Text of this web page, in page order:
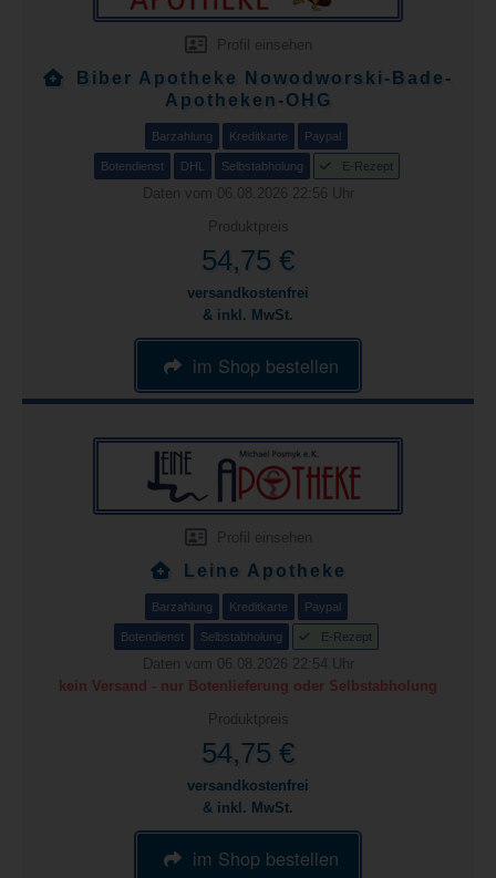
Profil einsehen
Biber Apotheke Nowodworski-Bade-
Apotheken-OHG
Barzahlung Kreditkarte Paypal
Botendienst DHL Selbstabholung E-Rezept
Daten vom 06.08.2026 22:56 Uhr
Produktpreis
54,75 €
versandkostenfrei
& inkl. MwSt.
im Shop bestellen
Profil einsehen
Leine Apotheke
Barzahlung Kreditkarte Paypal
Botendienst Selbstabholung E-Rezept
Daten vom 06.08.2026 22:54 Uhr
kein Versand - nur Botenlieferung oder Selbstabholung
Produktpreis
54,75 €
versandkostenfrei
& inkl. MwSt.
im Shop bestellen